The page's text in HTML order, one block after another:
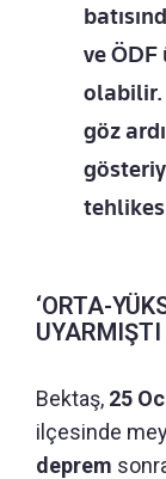
ve
olabilir.
göz
‘ORTA-
UYARMIŞTI
Bektaş, 25
ilçesinde
deprem